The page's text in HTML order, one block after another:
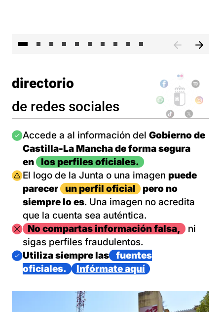
directorio
de redes sociales
Imagen
Accede a al información del Gobierno de
Castilla-La Mancha de forma segura
en
los perfiles oficiales.
Imagen
El logo de la Junta o una imagen puede
parecer
un perfil oficial
pero no
siempre lo es. Una imagen no acredita
que la cuenta sea auténtica.
ImagenNo compartas información falsa,
ni
sigas perfiles fraudulentos.
Imagen
Utiliza siempre las
fuentes
oficiales.
Infórmate aquí